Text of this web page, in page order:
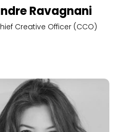
Ravagnani
Creative Officer (CCO)